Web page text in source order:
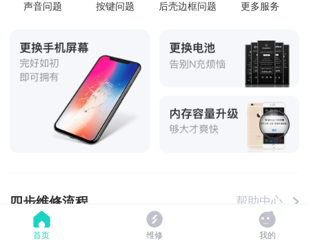
声音问题 按键问题 后壳边框问题 更多服务
四步维修流程 帮助中心
首页 维修 我的